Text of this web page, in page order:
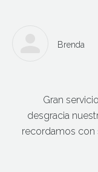
Brenda
Gran
desgracia
recordamos con